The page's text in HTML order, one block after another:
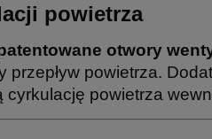
powietrza
otwory
powietrza.
powietrza